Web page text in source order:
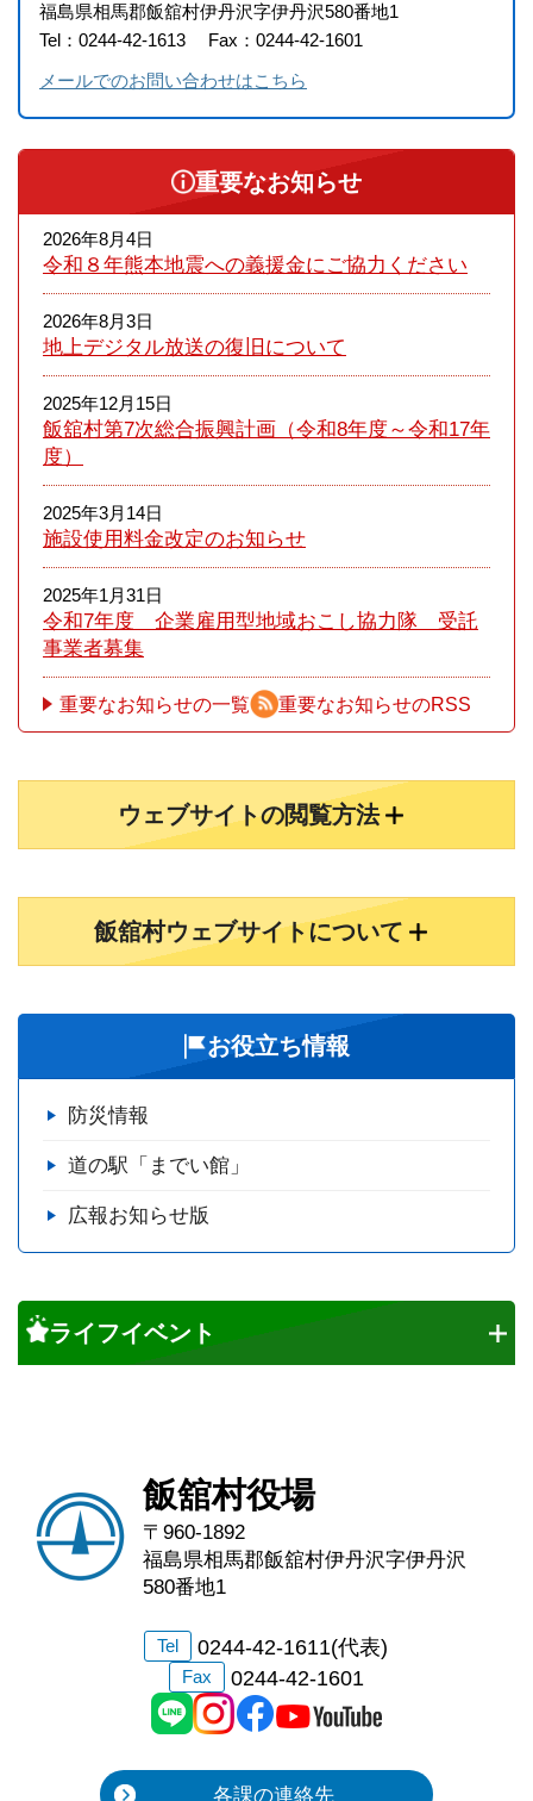
福島県相馬郡飯舘村伊丹沢字伊丹沢580番地1
Tel：0244-42-1613
Fax：0244-42-1601
メールでのお問い合わせはこちら
重要なお知らせ
2026年8月4日
令和８年熊本​地震への義援金にご協力ください
2026年8月3日
地上デジタル放送の復旧について
2025年12月15日
飯舘村第7次総合振興計画（令和8年度～令和17年
度）
2025年3月14日
施設使用料金改定のお知らせ
2025年1月31日
令和7年度 企業雇用型地域おこし協力隊 受託
事業者募集
重要なお知らせの一覧 重要なお知らせのRSS
ウェブサイトの閲覧方法
飯舘村ウェブサイトについて
お役立ち情報
防災情報
道の駅「までい館」
広報お知らせ版
ライフイベント
飯舘村役場
〒960-1892
福島県相馬郡飯舘村伊丹沢字伊丹沢
580番地1
Tel 0244-42-1611(代表)
Fax 0244-42-1601
各課の連絡先